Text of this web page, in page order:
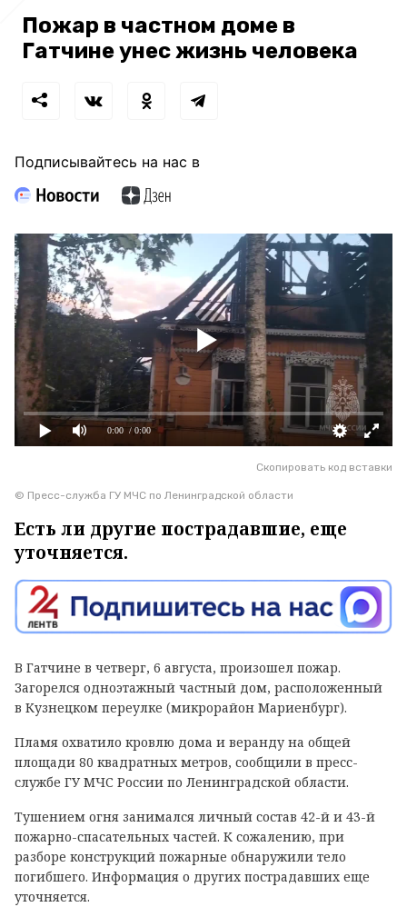
Пожар в частном доме в
Гатчине унес жизнь человека
Подписывайтесь на нас в
0:00 / 0:00
Скопировать код вставки
© Пресс-служба ГУ МЧС по Ленинградской области
Есть ли другие пострадавшие, еще
уточняется.
В Гатчине в четверг, 6 августа, произошел пожар.
Загорелся одноэтажный частный дом, расположенный
в Кузнецком переулке (микрорайон Мариенбург).
Пламя охватило кровлю дома и веранду на общей
площади 80 квадратных метров, сообщили в пресс-
службе ГУ МЧС России по Ленинградской области.
Тушением огня занимался личный состав 42-й и 43-й
пожарно-спасательных частей. К сожалению, при
разборе конструкций пожарные обнаружили тело
погибшего. Информация о других пострадавших еще
уточняется.